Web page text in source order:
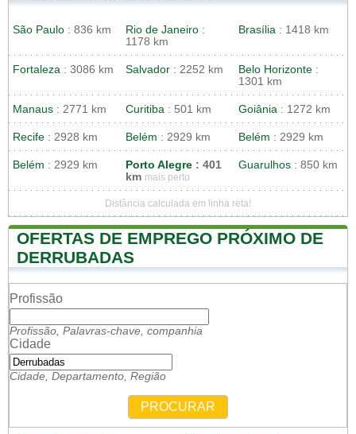
São Paulo : 836 km Rio de Janeiro :
1178 km
Brasília : 1418 km
Fortaleza : 3086 km Salvador : 2252 km Belo Horizonte :
1301 km
Manaus : 2771 km Curitiba : 501 km Goiânia : 1272 km
Recife : 2928 km Belém : 2929 km Belém : 2929 km
Belém : 2929 km Porto Alegre : 401
km mais perto
Guarulhos : 850 km
Distância calculada em linha reta!
OFERTAS DE EMPREGO PRÓXIMO DE
DERRUBADAS
Profissão
Profissão, Palavras-chave, companhia
Cidade
Cidade, Departamento, Região
PROCURAR